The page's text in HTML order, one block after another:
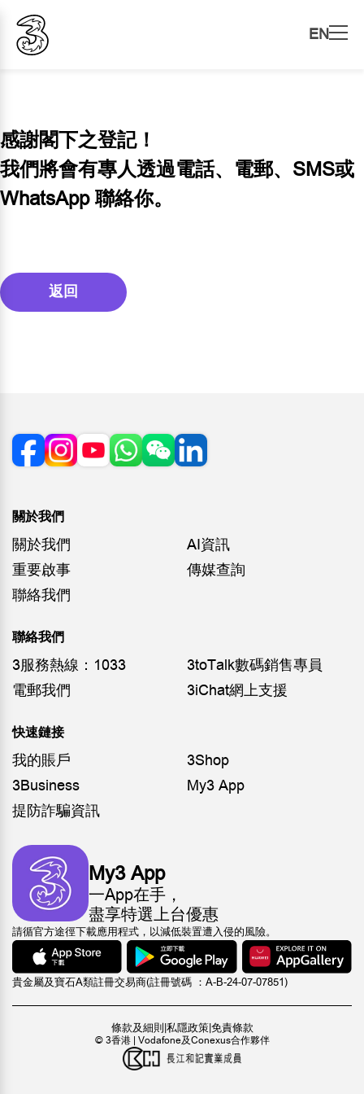
EN
感謝閣下之登記！
我們將會有專人透過電話、電郵、SMS或
WhatsApp 聯絡你。
返回
關於我們
關於我們
AI資訊
重要啟事
傳媒查詢
聯絡我們
聯絡我們
3服務熱線：1033
3toTalk數碼銷售專員
電郵我們
3iChat網上支援
快速鏈接
我的賬戶
3Shop
3Business
My3 App
提防詐騙資訊
My3 App
一App在手，
盡享特選上台優惠
請循官方途徑下載應用程式，以減低裝置遭入侵的風險。
貴金屬及寶石A類註冊交易商(註冊號碼 ：A-B-24-07-07851)
條款及細則 私隱政策 免責條款
© 3香港 | Vodafone及Conexus合作夥伴